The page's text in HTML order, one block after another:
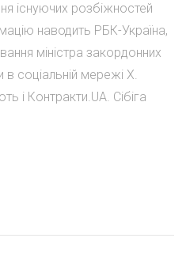
існуючих розбіжностей
наводить РБК-Україна,
міністра закордонних
в соціальній мережі Х.
і Контракти.UA. Сібіга